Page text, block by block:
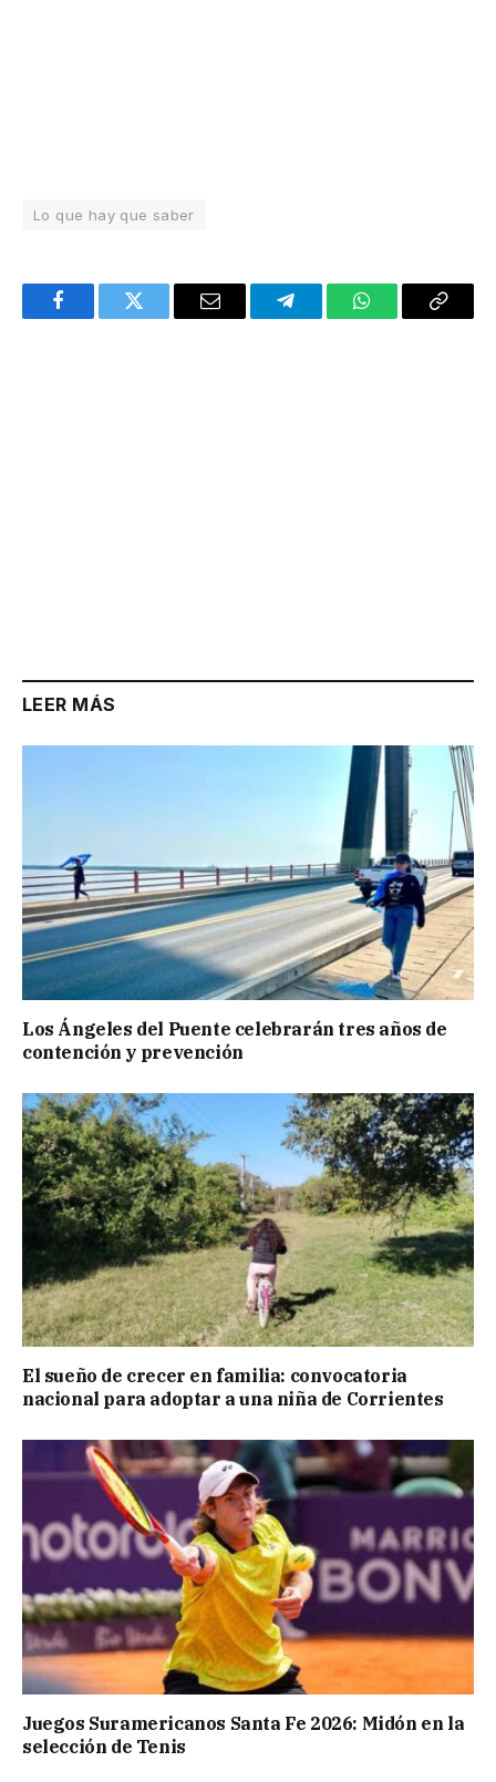
Lo que hay que saber
FacebookTwitter Email TelegramWhatsAppCopy
LEER MÁS
Los Ángeles del Puente celebrarán tres años de
contención y prevención
El sueño de crecer en familia: convocatoria
nacional para adoptar a una niña de Corrientes
Juegos Suramericanos Santa Fe 2026: Midón en la
selección de Tenis